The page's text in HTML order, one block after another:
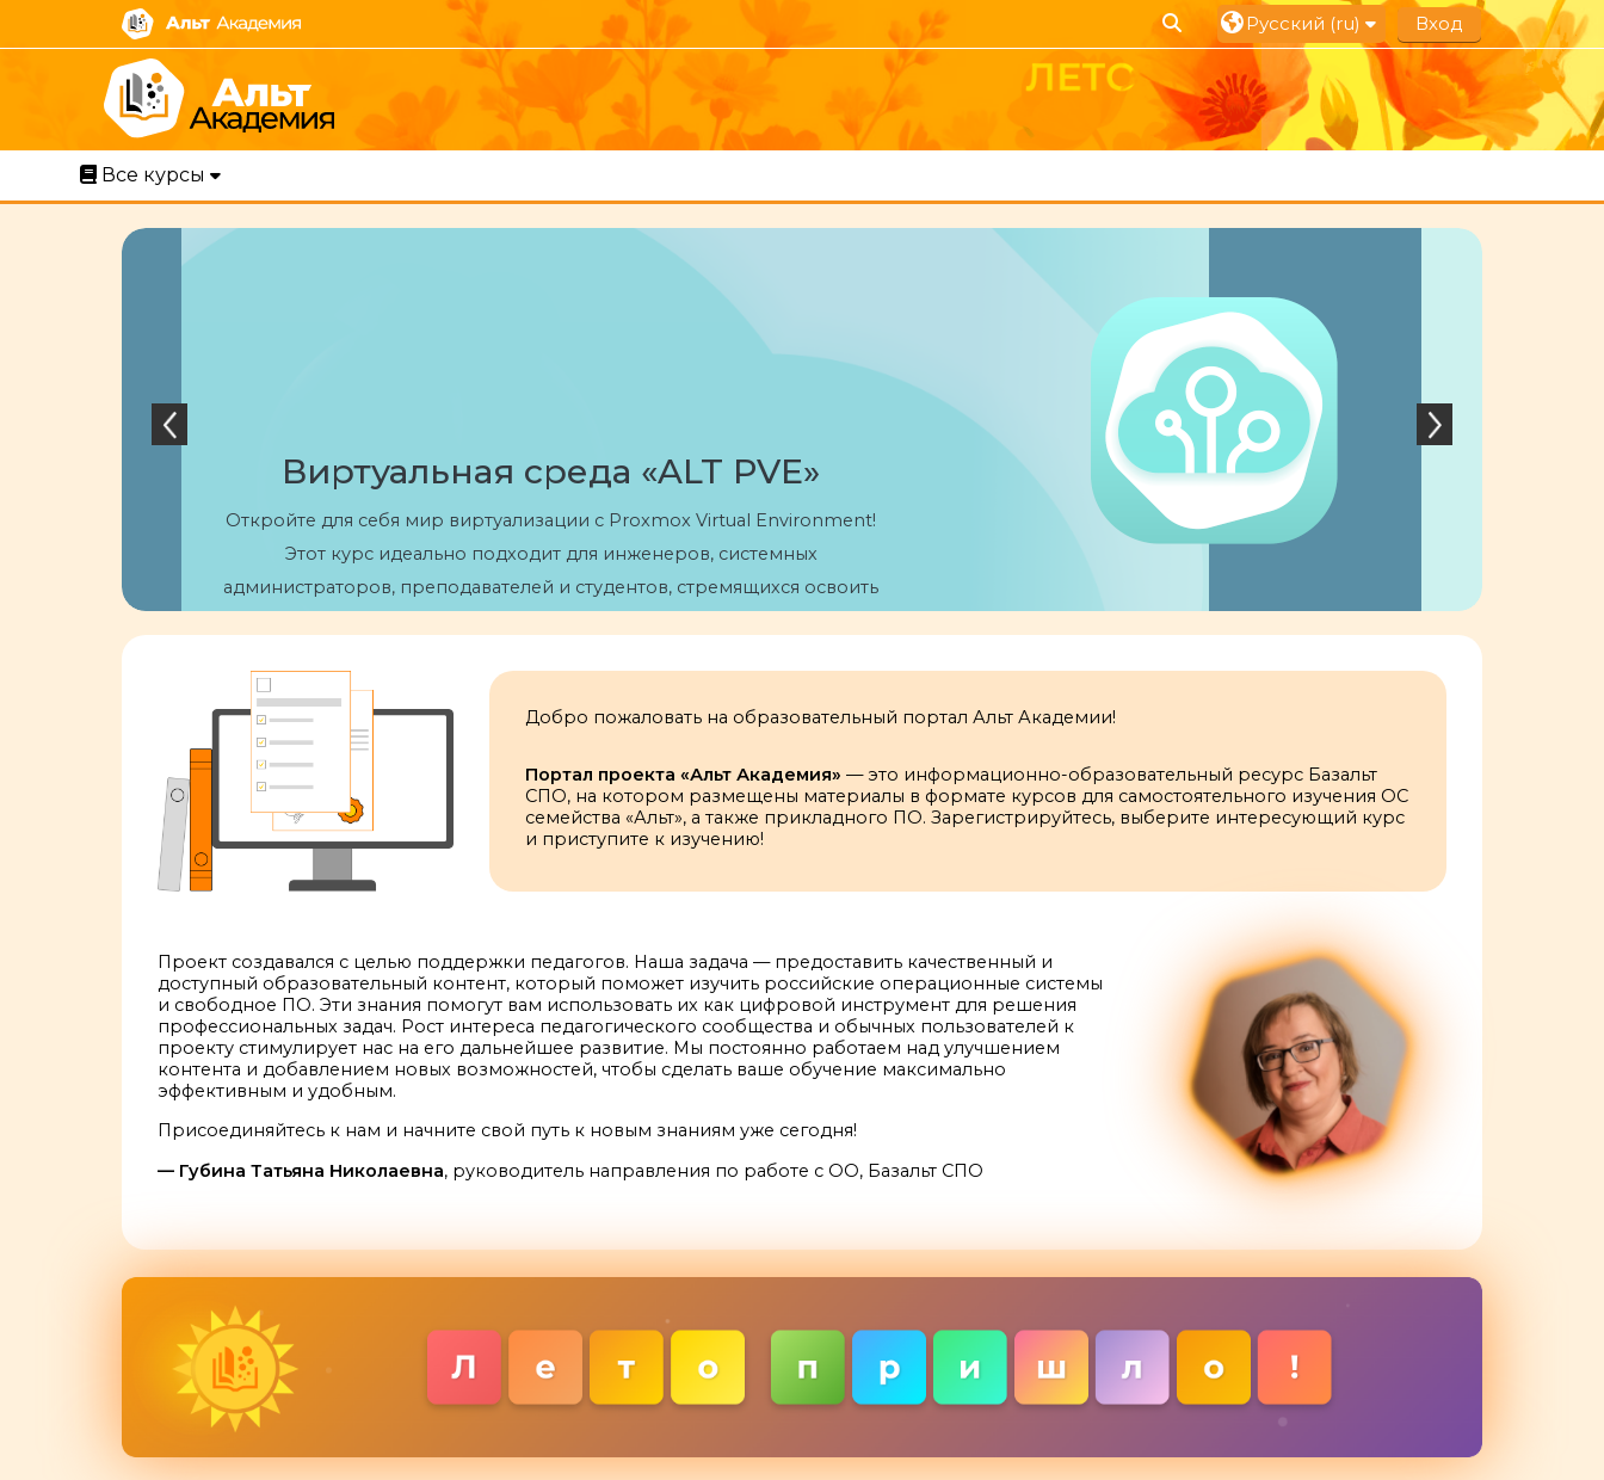
Перейти к основному содержанию
Изменить данные поисковой строки
Русский ‎(ru)‎ Вход
Все курсы
Виртуальная среда «ALT PVE»
Откройте для себя мир виртуализации с Proxmox Virtual Environment!
Этот курс идеально подходит для инженеров, системных
администраторов, преподавателей и студентов, стремящихся освоить
Добро пожаловать на образовательный портал Альт Академии!
Портал проекта «Альт Академия» — это информационно-образовательный ресурс Базальт
СПО, на котором размещены материалы в формате курсов для самостоятельного изучения ОС
семейства «Альт», а также прикладного ПО. Зарегистрируйтесь, выберите интересующий курс
и приступите к изучению!
Проект создавался с целью поддержки педагогов. Наша задача — предоставить качественный и
доступный образовательный контент, который поможет изучить российские операционные системы
и свободное ПО. Эти знания помогут вам использовать их как цифровой инструмент для решения
профессиональных задач. Рост интереса педагогического сообщества и обычных пользователей к
проекту стимулирует нас на его дальнейшее развитие. Мы постоянно работаем над улучшением
контента и добавлением новых возможностей, чтобы сделать ваше обучение максимально
эффективным и удобным.
Присоединяйтесь к нам и начните свой путь к новым знаниям уже сегодня!
— Губина Татьяна Николаевна, руководитель направления по работе с ОО, Базальт СПО